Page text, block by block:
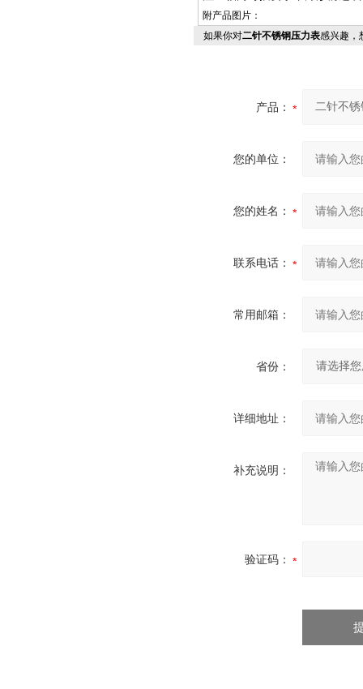
附产品图片：
如果你对二针不锈钢压力表感兴趣，
产品：
您的单位：
您的姓名：
联系电话：
常用邮箱：
省份：
详细地址：
补充说明：
验证码：